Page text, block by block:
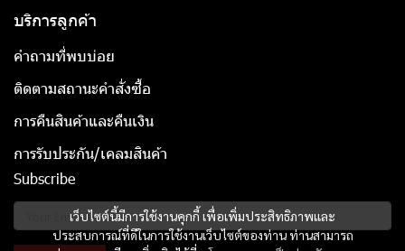
เว็บไซต์นี้มีการใช้งานคุกกี้ เพื่อเพิ่มประสิทธิภาพและ
ประสบการณ์ที่ดีในการใช้งานเว็บไซต์ของท่าน ท่านสามารถ
บริการลูกค้า
คำถามที่พบบ่อย
ติดตามสถานะคำสั่งซื้อ
การคืนสินค้าและคืนเงิน
การรับประกัน/เคลมสินค้า
Subscribe